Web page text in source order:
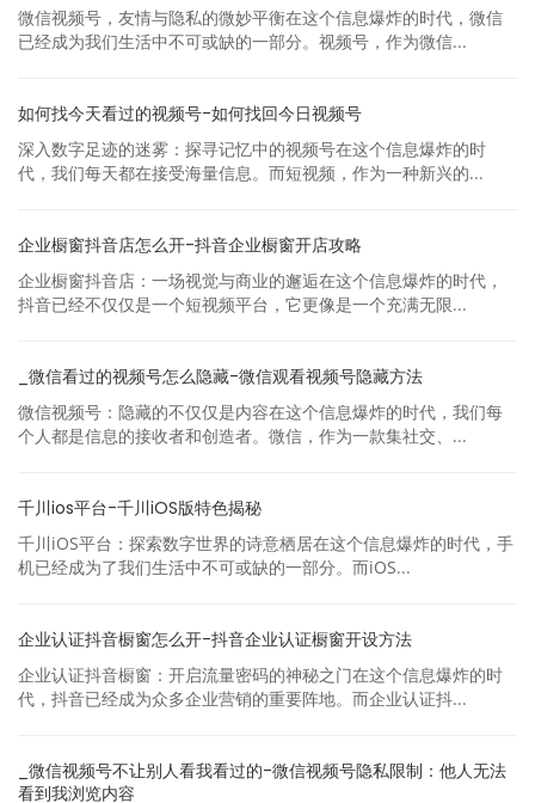
微信视频号，友情与隐私的微妙平衡在这个信息爆炸的时代，微信
已经成为我们生活中不可或缺的一部分。视频号，作为微信...
如何找今天看过的视频号-如何找回今日视频号
深入数字足迹的迷雾：探寻记忆中的视频号在这个信息爆炸的时
代，我们每天都在接受海量信息。而短视频，作为一种新兴的...
企业橱窗抖音店怎么开-抖音企业橱窗开店攻略
企业橱窗抖音店：一场视觉与商业的邂逅在这个信息爆炸的时代，
抖音已经不仅仅是一个短视频平台，它更像是一个充满无限...
_微信看过的视频号怎么隐藏-微信观看视频号隐藏方法
微信视频号：隐藏的不仅仅是内容在这个信息爆炸的时代，我们每
个人都是信息的接收者和创造者。微信，作为一款集社交、...
千川ios平台-千川iOS版特色揭秘
千川iOS平台：探索数字世界的诗意栖居在这个信息爆炸的时代，手
机已经成为了我们生活中不可或缺的一部分。而iOS...
企业认证抖音橱窗怎么开-抖音企业认证橱窗开设方法
企业认证抖音橱窗：开启流量密码的神秘之门在这个信息爆炸的时
代，抖音已经成为众多企业营销的重要阵地。而企业认证抖...
_微信视频号不让别人看我看过的-微信视频号隐私限制：他人无法
看到我浏览内容